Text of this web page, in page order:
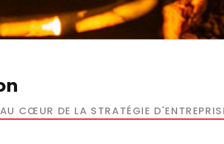
CŒUR DE LA STRATÉGIE